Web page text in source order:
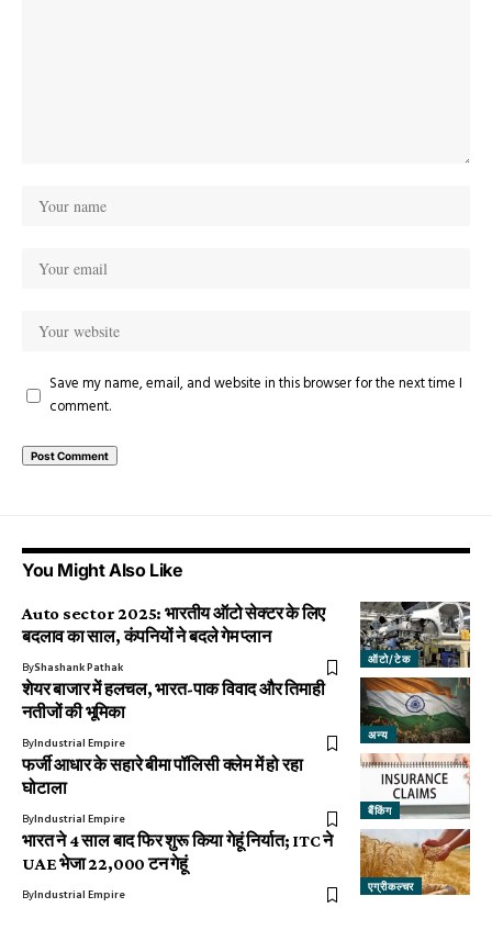
Save my name, email, and website in this browser for the next time I
comment.
You Might Also Like
ऑटो/टेक
Auto sector 2025: भारतीय ऑटो सेक्टर के लिए
बदलाव का साल, कंपनियों ने बदले गेम प्लान
ByShashank Pathak
अन्य
शेयर बाजार में हलचल, भारत-पाक विवाद और तिमाही
नतीजों की भूमिका
ByIndustrial Empire
बैंकिंग
फर्जी आधार के सहारे बीमा पॉलिसी क्लेम में हो रहा
घोटाला
ByIndustrial Empire
एग्रीकल्चर
भारत ने 4 साल बाद फिर शुरू किया गेहूं निर्यात; ITC ने
UAE भेजा 22,000 टन गेहूं
ByIndustrial Empire